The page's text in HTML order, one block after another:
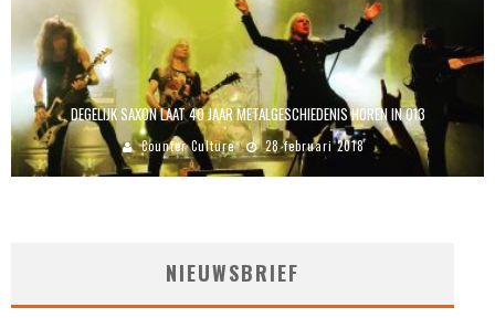
DEGELIJK SAXON LAAT 40 JAAR METALGESCHIEDENIS HOREN IN 013
Counter Culture 28 februari 2018
NIEUWSBRIEF